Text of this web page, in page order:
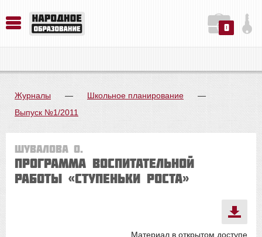
0
Журналы — Школьное планирование
—
Выпуск №1/2011
Шувалова О.
Программа воспитательной
работы «Ступеньки роста»
Материал в открытом доступе